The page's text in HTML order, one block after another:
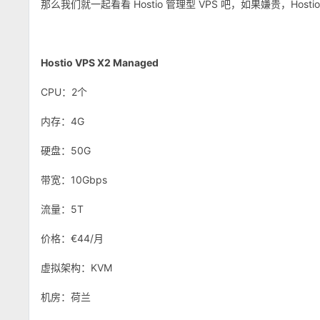
那么我们就一起看看 Hostio 管理型 VPS 吧，如果嫌贵，Hostio
Hostio VPS X2 Managed
CPU：2个
内存：4G
硬盘：50G
带宽：10Gbps
流量：5T
价格：€44/月
虚拟架构：KVM
机房：荷兰